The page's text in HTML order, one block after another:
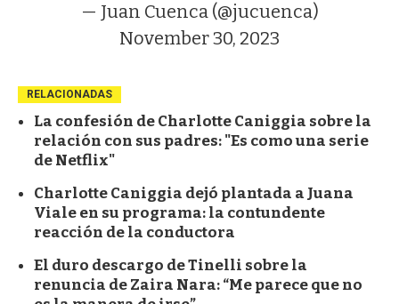
— Juan Cuenca (@jucuenca)
November 30, 2023
RELACIONADAS
La confesión de Charlotte Caniggia sobre la
relación con sus padres: "Es como una serie
de Netflix"
Charlotte Caniggia dejó plantada a Juana
Viale en su programa: la contundente
reacción de la conductora
El duro descargo de Tinelli sobre la
renuncia de Zaira Nara: “Me parece que no